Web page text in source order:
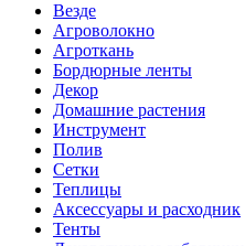
Везде
Агроволокно
Агроткань
Бордюрные ленты
Декор
Домашние растения
Инструмент
Полив
Сетки
Теплицы
Аксессуары и расходник
Тенты